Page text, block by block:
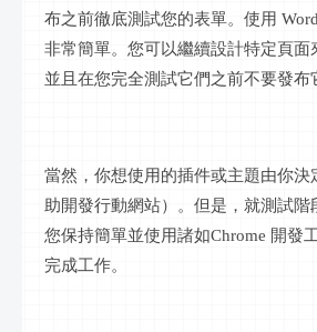
布之前徹底測試您的表單。使用
非常簡單。您可以繼續設計特定頁面
並且在您完全測試它們之前不要發布
當然，你想使用的插件或主題由你決
助開發行動網站）。但是，就測試階
您保持簡單並使用諸如Chrome 開發
完成工作。